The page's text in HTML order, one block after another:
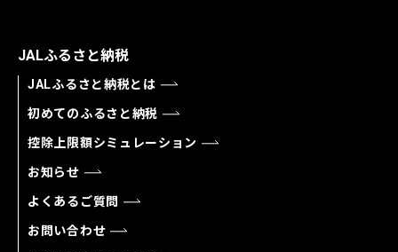
JALふるさと納税
JALふるさと納税とは
初めてのふるさと納税
控除上限額シミュレーション
お知らせ
よくあるご質問
お問い合わせ